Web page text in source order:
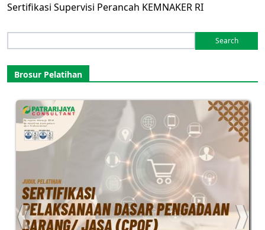
Sertifikasi Supervisi Perancah KEMNAKER RI
for:
Brosur Pelatihan